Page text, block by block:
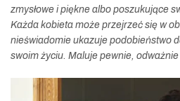
zmysłowe i piękne albo poszukujące
Każda kobieta może przejrzeć się w
nieświadomie ukazuje podobieństwo
swoim życiu. Maluje pewnie, odważnie